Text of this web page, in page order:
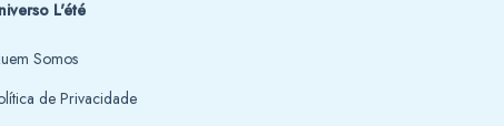
L'été
Somos
de Privacidade